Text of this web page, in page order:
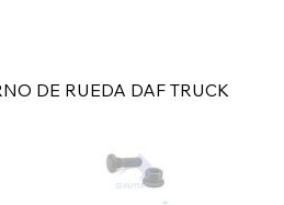
DE RUEDA DAF TRUCK